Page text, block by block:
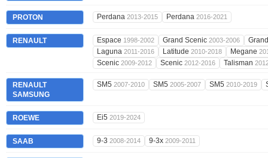
PROTON Perdana 2013-2015 Perdana 2016-2021
RENAULT Espace 1998-2002 Grand Scenic 2003-2006
Laguna 2011-2016 Latitude 2010-2018 Megane
Scenic 2009-2012 Scenic 2012-2016 Talisman
RENAULT
SAMSUNG
SM5 2007-2010 SM5 2005-2007 SM5 2010-2019
ROEWE Ei5 2019-2024
SAAB 9-3 2008-2014 9-3x 2009-2011